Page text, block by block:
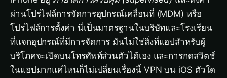
ผ่านโปรไฟล์การจัดการอุปกรณ์เคลื่อนที่ (MDM) หรือ
โปรไฟล์การตั้งค่า นี่เป็นมาตรฐานในบริษัทและโรงเรียน
ที่แจกอุปกรณ์ที่มีการจัดการ มันไม่ใช่สิ่งที่แอปสำหรับผู้
บริโภคจะเปิดบนโทรศัพท์ส่วนตัวได้เอง และการกดสวิตช์
ในแอปมากแค่ไหนก็ไม่เปลี่ยนเรื่องนี้ VPN บน iOS ตัวใด